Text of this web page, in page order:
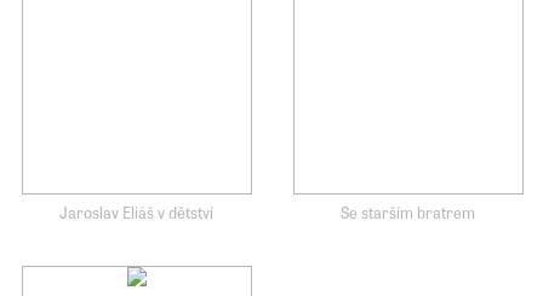
Jaroslav Eliáš v dětství Se starším bratrem